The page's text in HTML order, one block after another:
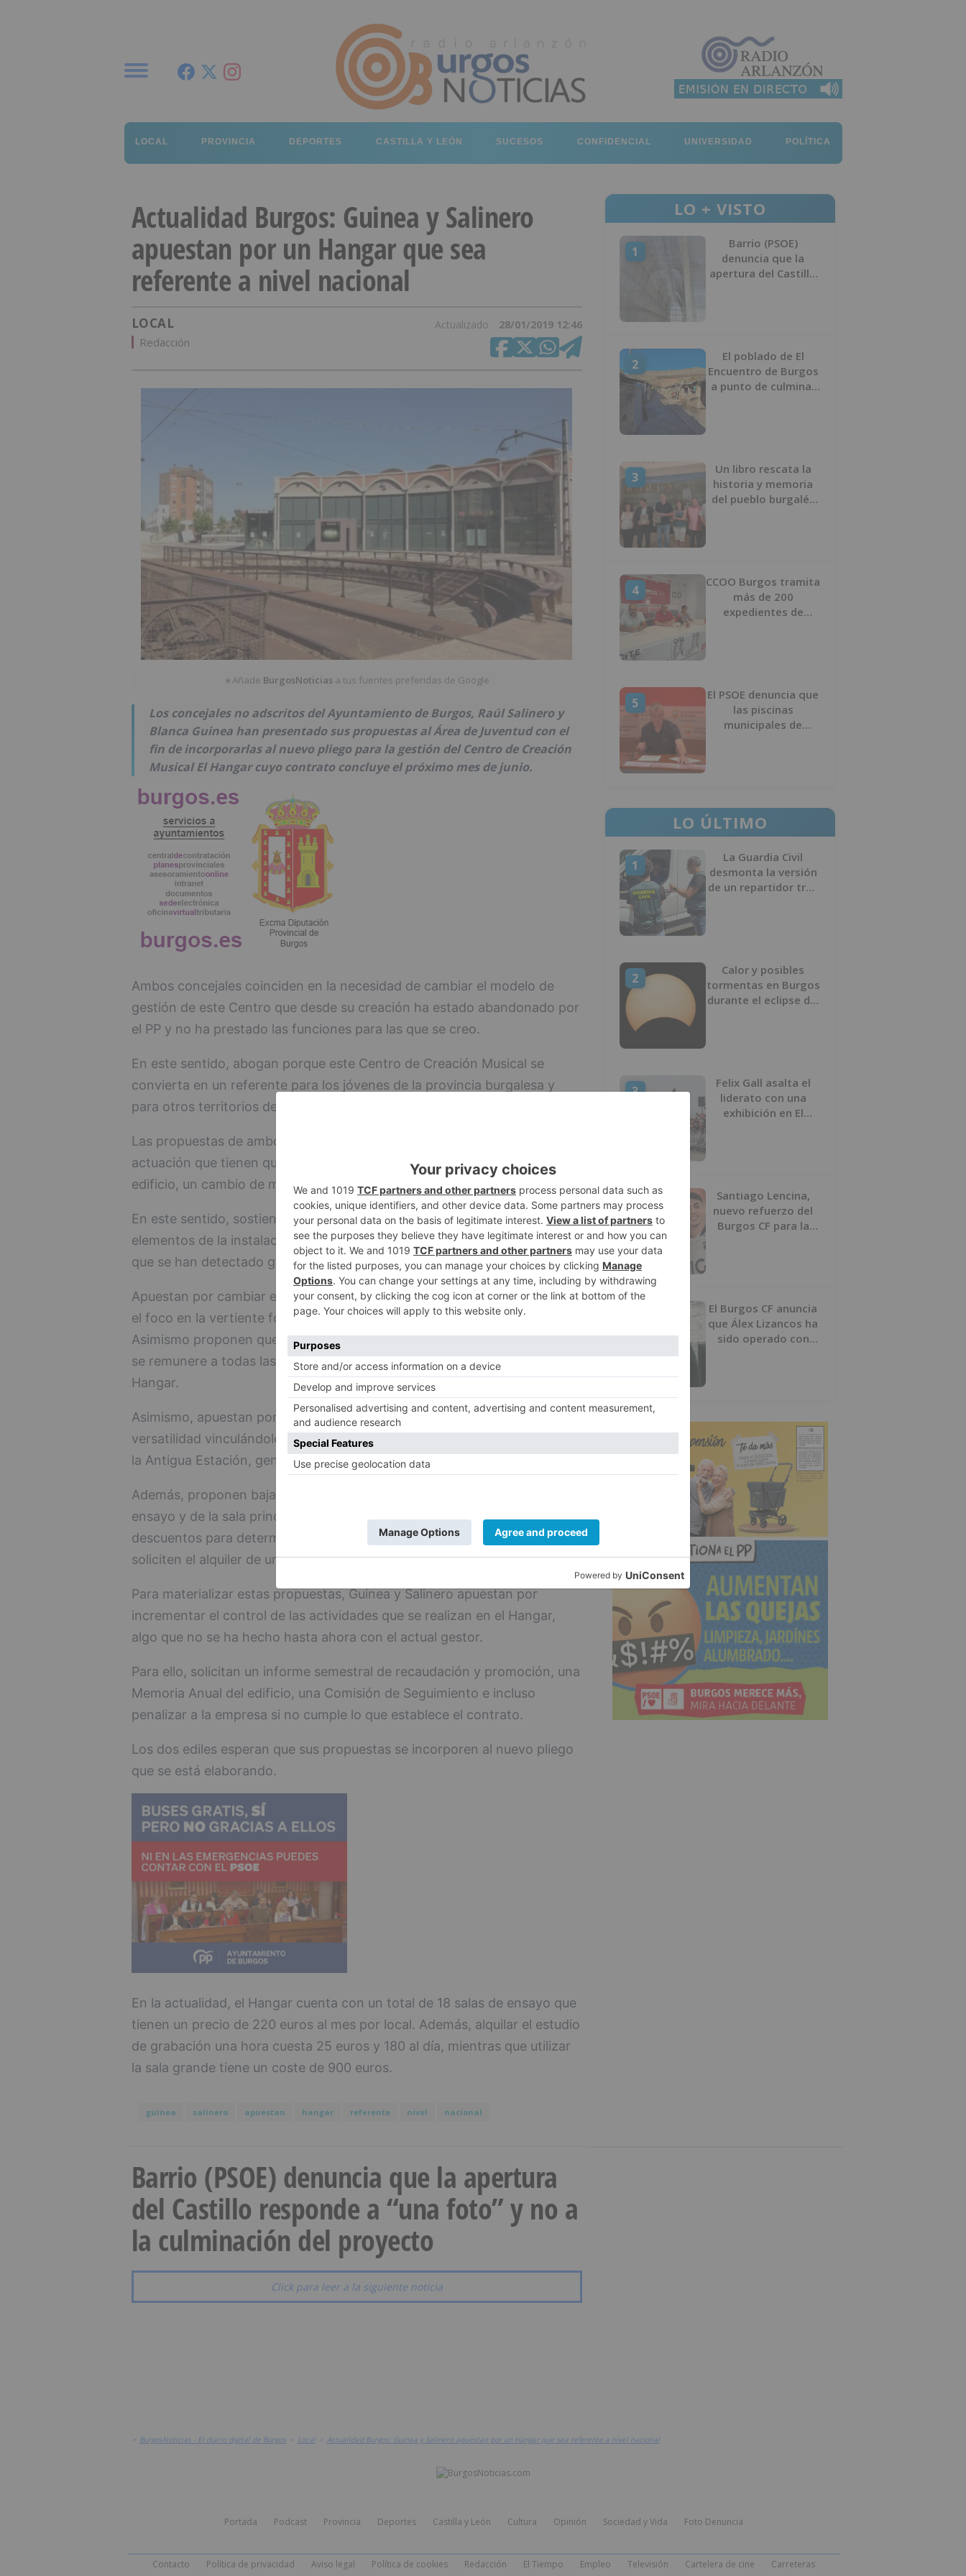
LOCAL PROVINCIA DEPORTES CASTILLA Y LEÓN SUCESOS CONFIDENCIAL UNIVERSIDAD POLÍTICA
Actualidad Burgos: Guinea y Salinero
apuestan por un Hangar que sea
referente a nivel nacional
LOCAL Actualizado 28/01/2019 12:46
Redacción
★Añade BurgosNoticias a tus fuentes preferidas de Google
Los concejales no adscritos del Ayuntamiento de Burgos, Raúl Salinero y
Blanca Guinea han presentado sus propuestas al Área de Juventud con el
fin de incorporarlas al nuevo pliego para la gestión del Centro de Creación
Musical El Hangar cuyo contrato concluye el próximo mes de junio.
Ambos concejales coinciden en la necesidad de cambiar el modelo de
gestión de este Centro que desde su creación ha estado abandonado por
el PP y no ha prestado las funciones para las que se creo.
En este sentido, abogan porque este Centro de Creación Musical se
convierta en un referente para los jóvenes de la provincia burgalesa y
para otros territorios de España.
Las propuestas de ambos ediles se basan en tres ejes principales de
actuación que tienen que ver con el análisis de la situación actual del
edificio, un cambio de modelo y por ampliar su versatilidad.
En este sentido, sostienen que es necesario inventariar todos los
elementos de la instalación y ver que deficiencias estructurales tiene, ya
que se han detectado goteras en algunas partes de la dotación.
Apuestan por cambiar el modelo de gestión y que el nuevo pliego ponga
el foco en la vertiente formativa y el apoyo a las bandas locales.
Asimismo proponen que se reserven 10 sesiones anuales gratuitas y que
se remunere a todas las actuaciones musicales que se celebren en el
Hangar.
Asimismo, apuestan por dotar a esta instalación de una mayor
versatilidad vinculándolo en la medida de lo posible al Centro de Ocio de
la Antigua Estación, generando sinergias culturales entre ellos.
Además, proponen bajar los precios de los alquileres de las salas de
ensayo y de la sala principal con capacidad para 1.100 personas y habilitar
descuentos para determinadas bandas con características especiales que
soliciten el alquiler de un local de ensayo.
Para materializar estas propuestas, Guinea y Salinero apuestan por
incrementar el control de las actividades que se realizan en el Hangar,
algo que no se ha hecho hasta ahora con el actual gestor.
Para ello, solicitan un informe semestral de recaudación y promoción, una
Memoria Anual del edificio, una Comisión de Seguimiento e incluso
penalizar a la empresa si no cumple lo que establece el contrato.
Los dos ediles esperan que sus propuestas se incorporen al nuevo pliego
que se está elaborando.
En la actualidad, el Hangar cuenta con un total de 18 salas de ensayo que
tienen un precio de 220 euros al mes por local. Además, alquilar el estudio
de grabación una hora cuesta 25 euros y 180 al día, mientras que utilizar
la sala grande tiene un coste de 900 euros.
guinea salinero apuestan hangar referente nivel nacional
LO + VISTO
1
Barrio (PSOE)
denuncia que la
apertura del Castillo
2
El poblado de El
Encuentro de Burgos
a punto de culminar
3
Un libro rescata la
historia y memoria
del pueblo burgalés
4
CCOO Burgos tramita
más de 200
expedientes de
5
El PSOE denuncia que
las piscinas
municipales de
LO ÚLTIMO
1
La Guardia Civil
desmonta la versión
de un repartidor tras
2
Calor y posibles
tormentas en Burgos
durante el eclipse del
3
Felix Gall asalta el
liderato con una
exhibición en El
4
Santiago Lencina,
nuevo refuerzo del
Burgos CF para la
El Burgos CF anuncia
que Álex Lizancos ha
sido operado con
Barrio (PSOE) denuncia que la apertura
del Castillo responde a “una foto” y no a
la culminación del proyecto
Click para leer a la siguiente noticia
> BurgosNoticias - El diario digital de Burgos > Local > Actualidad Burgos: Guinea y Salinero apuestan por un Hangar que sea referente a nivel nacional
Portada Podcast Provincia Deportes Castilla y León Cultura Opinión Sociedad y Vida Foto Denuncia
Contacto Política de privacidad Aviso legal Política de cookies Redacción El Tiempo Empleo Televisión Cartelera de cine Carreteras